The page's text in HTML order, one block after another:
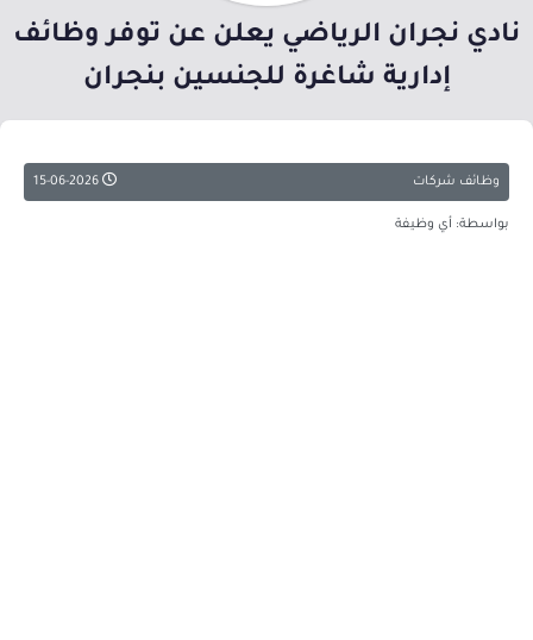
نادي نجران الرياضي يعلن عن توفر وظائف
إدارية شاغرة للجنسين بنجران
وظائف شركات
بواسطة: أي وظيفة